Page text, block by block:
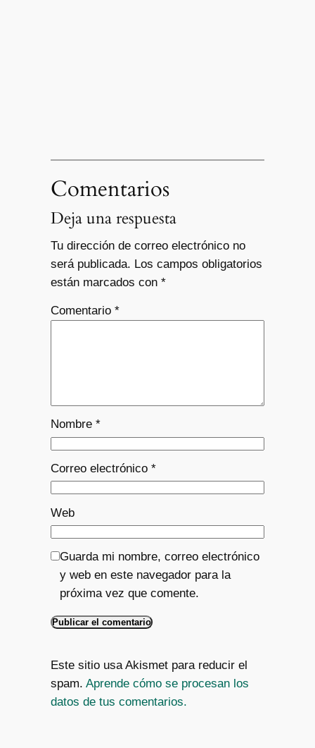
Comentarios
Deja una respuesta
Tu dirección de correo electrónico no
será publicada. Los campos obligatorios
están marcados con *
Comentario *
Nombre *
Correo electrónico *
Web
Guarda mi nombre, correo electrónico
y web en este navegador para la
próxima vez que comente.
Este sitio usa Akismet para reducir el
spam. Aprende cómo se procesan los
datos de tus comentarios.